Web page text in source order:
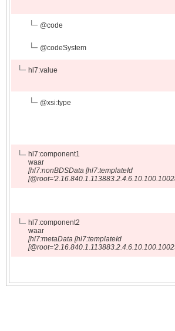
@code
@codeSystem
hl7:value
@xsi:type
hl7:component1
waar
[hl7:nonBDSData [hl7:templateId
hl7:component2
waar
[hl7:metaData [hl7:templateId